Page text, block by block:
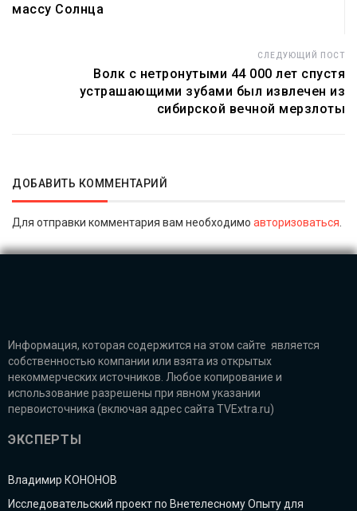
массу Солнца
СЛЕДУЮЩИЙ ПОСТ
Волк с нетронутыми 44 000 лет спустя
устрашающими зубами был извлечен из
сибирской вечной мерзлоты
ДОБАВИТЬ КОММЕНТАРИЙ
Для отправки комментария вам необходимо авторизоваться
Информация, которая содержится на этом сайте является
собственностью компании или взята из открытых
некоммерческих источников. Любое копирование и
использование разрешены при явном указании
первоисточника (включая адрес сайта TVExtra.ru)
ЭКСПЕРТЫ
Владимир КОНОНОВ
Исследовательский проект по Внетелесному Опыту для